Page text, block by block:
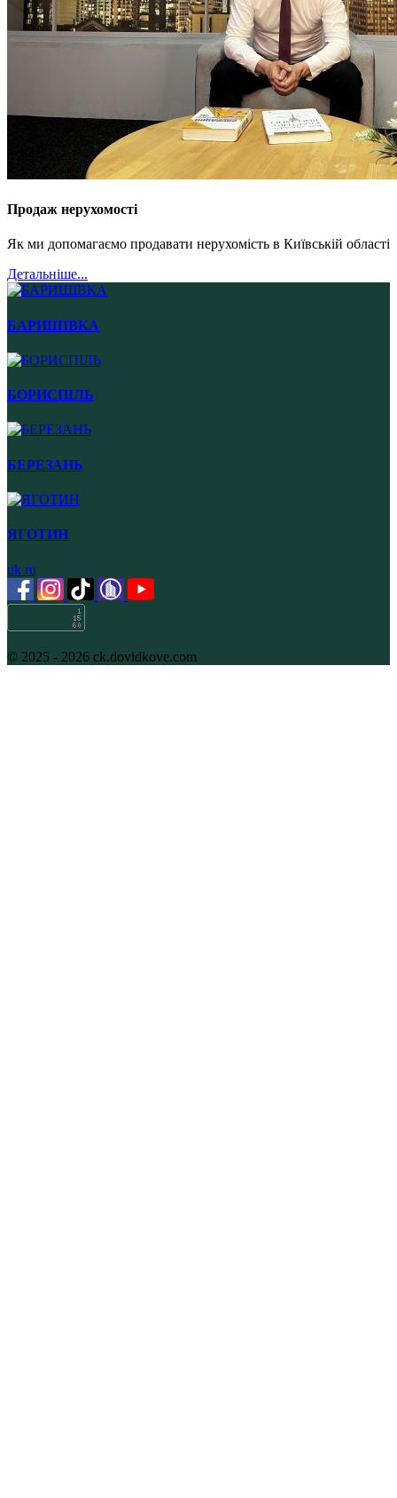
Продаж нерухомості
Як ми допомагаємо продавати нерухомість в Київській області
Детальніше...
БАРИШІВКА
БОРИСПІЛЬ
БЕРЕЗАНЬ
ЯГОТИН
uk ru
© 2025 - 2026 ck.dovidkove.com